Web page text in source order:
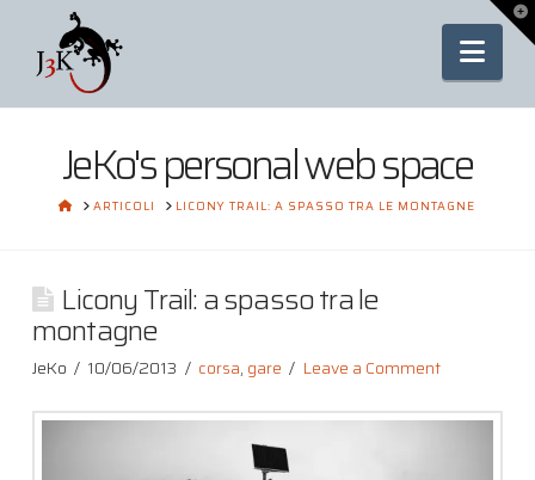
JeKo's personal web space
HOME
ARTICOLI LICONY TRAIL: A SPASSO TRA LE MONTAGNE
Licony Trail: a spasso tra le
montagne
JeKo 10/06/2013 corsa, gare Leave a Comment